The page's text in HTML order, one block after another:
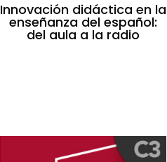
Innovación didáctica en la
enseñanza del español:
del aula a la radio